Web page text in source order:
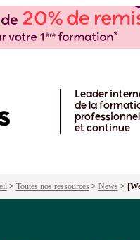
Leader
de la
et continue
> Toutes nos ressources> News>